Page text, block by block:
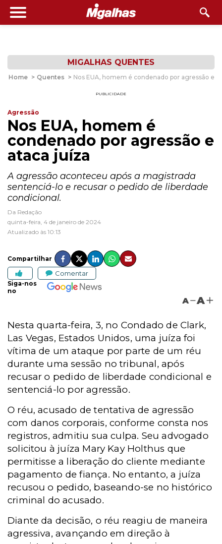
MIGALHAS QUENTES
Home > Quentes > Nos EUA, homem é condenado por agressão e
PUBLICIDADE
Agressão
Nos EUA, homem é
condenado por agressão e
ataca juíza
A agressão aconteceu após a magistrada
sentenciá-lo e recusar o pedido de liberdade
condicional.
Da Redação
quinta-feira, 4 de janeiro de 2024
Atualizado às 10:13
Compartilhar
Comentar
Siga-nos
no
A A
Nesta quarta-feira, 3, no Condado de Clark,
Las Vegas, Estados Unidos, uma juíza foi
vítima de um ataque por parte de um réu
durante uma sessão no tribunal, após
recusar o pedido de liberdade condicional e
sentenciá-lo por agressão.
O réu, acusado de tentativa de agressão
com danos corporais, conforme consta nos
registros, admitiu sua culpa. Seu advogado
solicitou à juíza Mary Kay Holthus que
permitisse a liberação do cliente mediante
pagamento de fiança. No entanto, a juíza
recusou o pedido, baseando-se no histórico
criminal do acusado.
Diante da decisão, o réu reagiu de maneira
agressiva, avançando em direção à